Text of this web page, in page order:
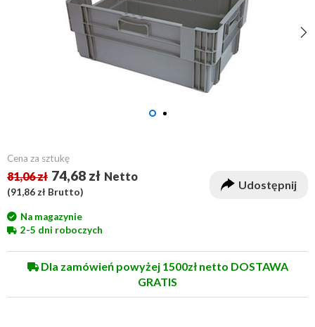
Cena za sztukę
81,06 zł 74,68 zł Netto
(91,86 zł Brutto)
Udostępnij
Na magazynie
2-5 dni roboczych
Dla zamówień powyżej 1500zł netto DOSTAWA
GRATIS